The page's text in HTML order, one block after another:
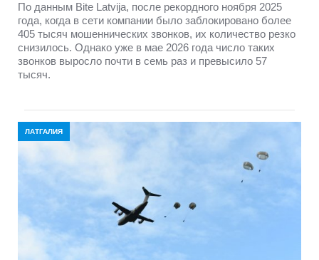
По данным Bite Latvija, после рекордного ноября 2025
года, когда в сети компании было заблокировано более
405 тысяч мошеннических звонков, их количество резко
снизилось. Однако уже в мае 2026 года число таких
звонков выросло почти в семь раз и превысило 57
тысяч.
ЛАТГАЛИЯ